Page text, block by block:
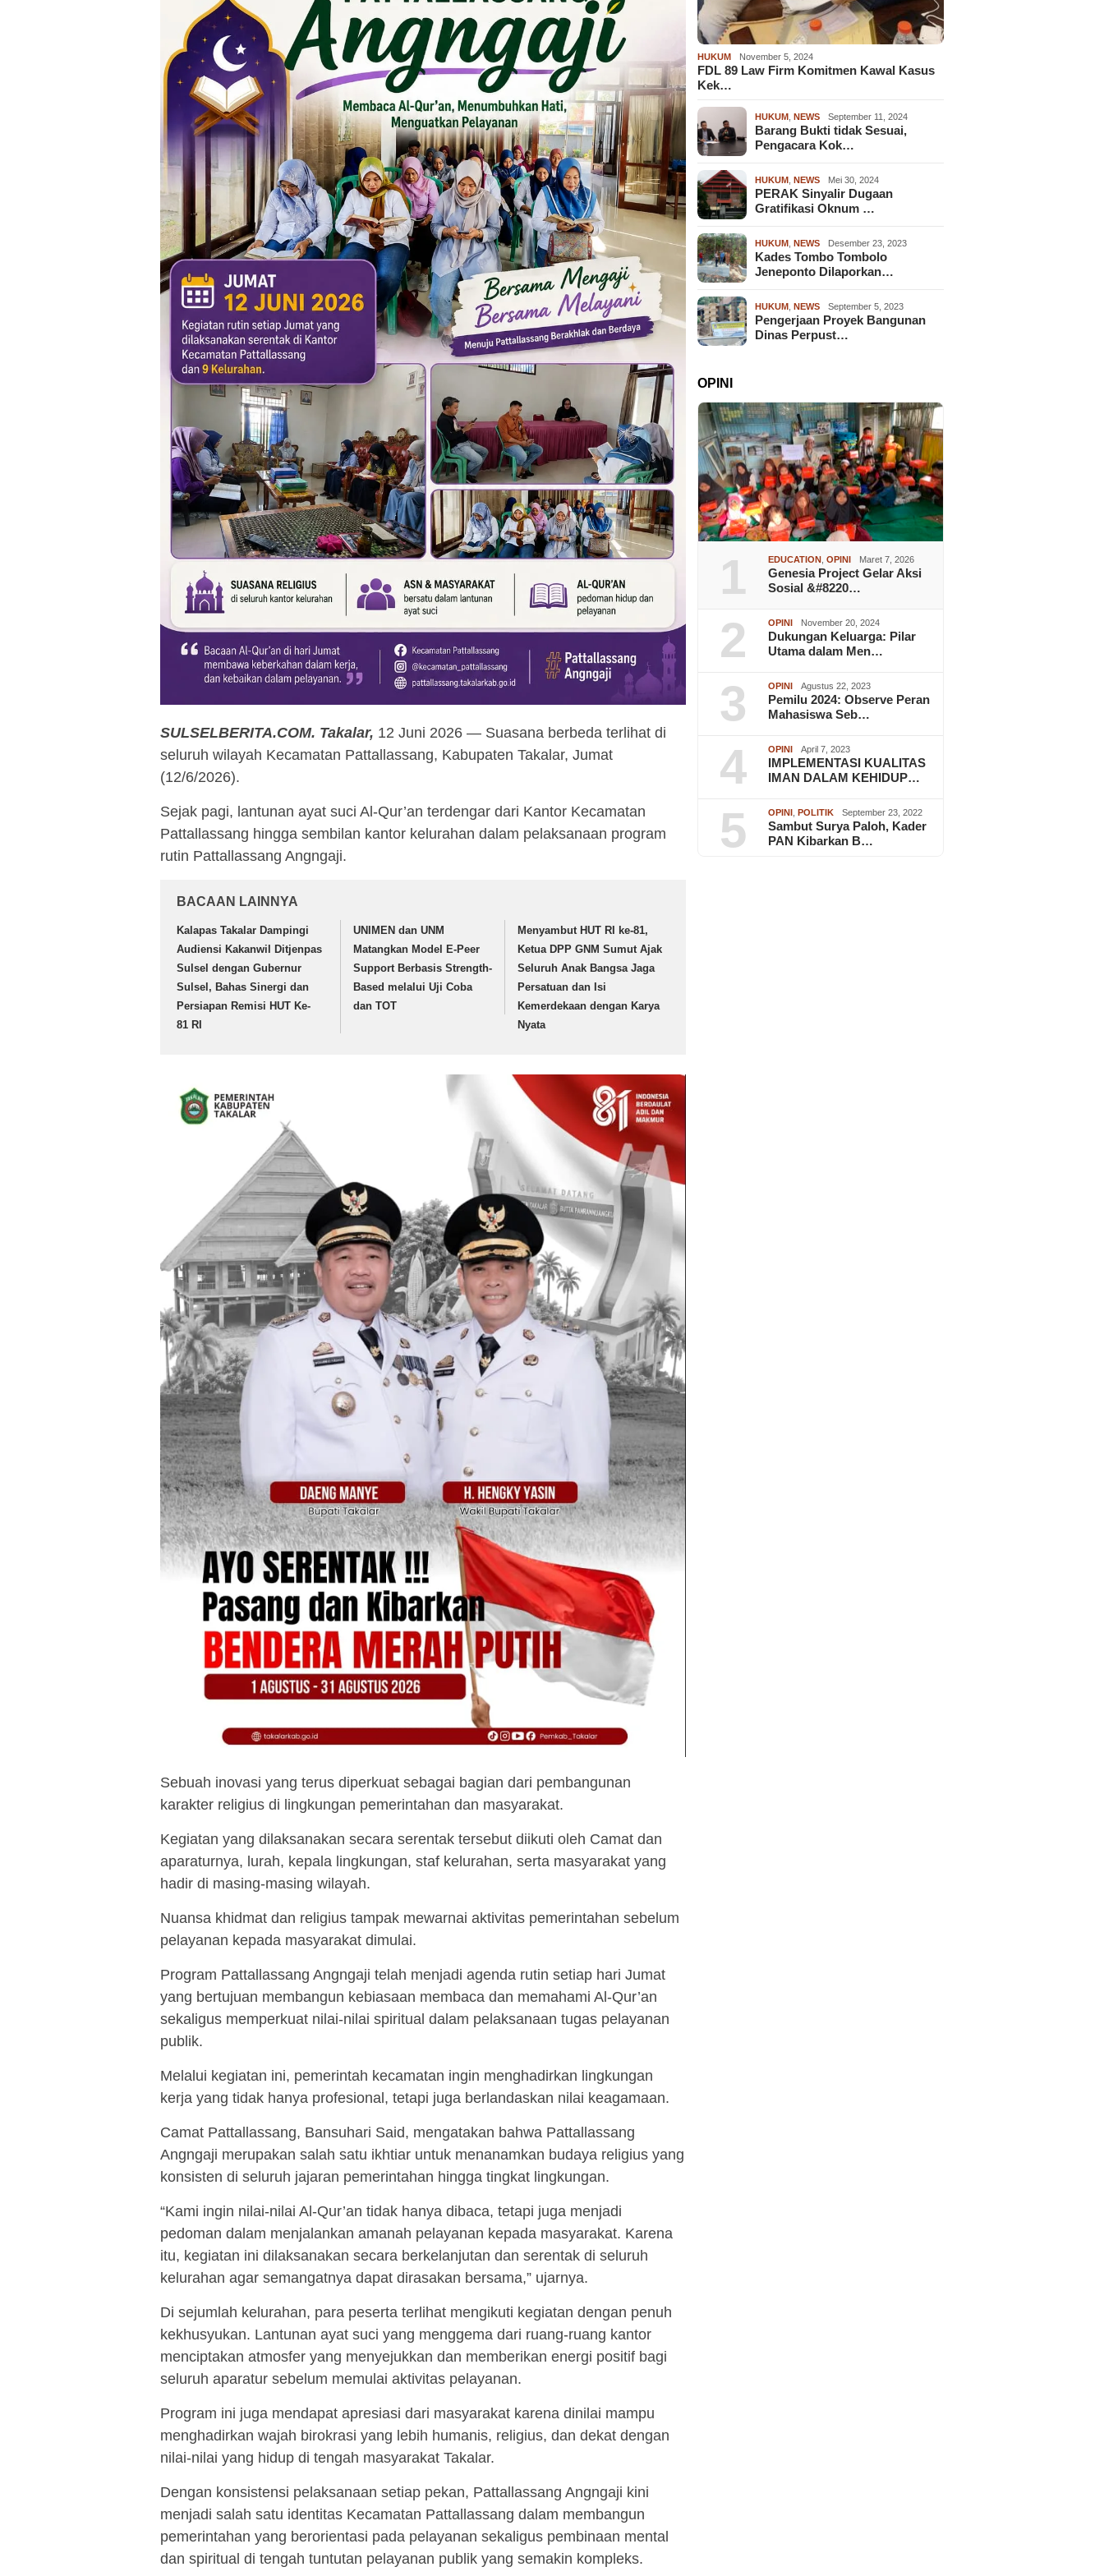
SULSELBERITA.COM. Takalar, 12 Juni 2026 — Suasana berbeda terlihat di
seluruh wilayah Kecamatan Pattallassang, Kabupaten Takalar, Jumat
(12/6/2026).
Sejak pagi, lantunan ayat suci Al-Qur’an terdengar dari Kantor Kecamatan
Pattallassang hingga sembilan kantor kelurahan dalam pelaksanaan program
rutin Pattallassang Angngaji.
BACAAN LAINNYA
Kalapas Takalar Dampingi
Audiensi Kakanwil Ditjenpas
Sulsel dengan Gubernur
Sulsel, Bahas Sinergi dan
Persiapan Remisi HUT Ke-
81 RI
UNIMEN dan UNM
Matangkan Model E-Peer
Support Berbasis Strength-
Based melalui Uji Coba
dan TOT
Menyambut HUT RI ke-81,
Ketua DPP GNM Sumut Ajak
Seluruh Anak Bangsa Jaga
Persatuan dan Isi
Kemerdekaan dengan Karya
Nyata
Sebuah inovasi yang terus diperkuat sebagai bagian dari pembangunan
karakter religius di lingkungan pemerintahan dan masyarakat.
Kegiatan yang dilaksanakan secara serentak tersebut diikuti oleh Camat dan
aparaturnya, lurah, kepala lingkungan, staf kelurahan, serta masyarakat yang
hadir di masing-masing wilayah.
Nuansa khidmat dan religius tampak mewarnai aktivitas pemerintahan sebelum
pelayanan kepada masyarakat dimulai.
Program Pattallassang Angngaji telah menjadi agenda rutin setiap hari Jumat
yang bertujuan membangun kebiasaan membaca dan memahami Al-Qur’an
sekaligus memperkuat nilai-nilai spiritual dalam pelaksanaan tugas pelayanan
publik.
Melalui kegiatan ini, pemerintah kecamatan ingin menghadirkan lingkungan
kerja yang tidak hanya profesional, tetapi juga berlandaskan nilai keagamaan.
Camat Pattallassang, Bansuhari Said, mengatakan bahwa Pattallassang
Angngaji merupakan salah satu ikhtiar untuk menanamkan budaya religius yang
konsisten di seluruh jajaran pemerintahan hingga tingkat lingkungan.
“Kami ingin nilai-nilai Al-Qur’an tidak hanya dibaca, tetapi juga menjadi
pedoman dalam menjalankan amanah pelayanan kepada masyarakat. Karena
itu, kegiatan ini dilaksanakan secara berkelanjutan dan serentak di seluruh
kelurahan agar semangatnya dapat dirasakan bersama,” ujarnya.
Di sejumlah kelurahan, para peserta terlihat mengikuti kegiatan dengan penuh
kekhusyukan. Lantunan ayat suci yang menggema dari ruang-ruang kantor
menciptakan atmosfer yang menyejukkan dan memberikan energi positif bagi
seluruh aparatur sebelum memulai aktivitas pelayanan.
Program ini juga mendapat apresiasi dari masyarakat karena dinilai mampu
menghadirkan wajah birokrasi yang lebih humanis, religius, dan dekat dengan
nilai-nilai yang hidup di tengah masyarakat Takalar.
Dengan konsistensi pelaksanaan setiap pekan, Pattallassang Angngaji kini
menjadi salah satu identitas Kecamatan Pattallassang dalam membangun
pemerintahan yang berorientasi pada pelayanan sekaligus pembinaan mental
dan spiritual di tengah tuntutan pelayanan publik yang semakin kompleks.
HUKUM November 5, 2024
FDL 89 Law Firm Komitmen Kawal Kasus
Kek…
HUKUM ,NEWS September 11, 2024
Barang Bukti tidak Sesuai,
Pengacara Kok…
HUKUM ,NEWS Mei 30, 2024
PERAK Sinyalir Dugaan
Gratifikasi Oknum …
HUKUM ,NEWS Desember 23, 2023
Kades Tombo Tombolo
Jeneponto Dilaporkan…
HUKUM ,NEWS September 5, 2023
Pengerjaan Proyek Bangunan
Dinas Perpust…
OPINI
1 EDUCATION ,OPINI Maret 7, 2026
Genesia Project Gelar Aksi
Sosial &#8220…
2 OPINI November 20, 2024
Dukungan Keluarga: Pilar
Utama dalam Men…
3 OPINI Agustus 22, 2023
Pemilu 2024: Observe Peran
Mahasiswa Seb…
4 OPINI April 7, 2023
IMPLEMENTASI KUALITAS
IMAN DALAM KEHIDUP…
5 OPINI , POLITIK September 23, 2022
Sambut Surya Paloh, Kader
PAN Kibarkan B…